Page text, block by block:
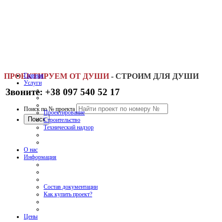
ПРОЕКТИРУЕМ ОТ ДУШИ - СТРОИМ ДЛЯ ДУШИ
Звоните: +38 097 540 52 17
Поиск по № проекта
Главная
Услуги
Проектирование
Строительство
Технический надзор
О нас
Информация
Состав документации
Как купить проект?
Цены